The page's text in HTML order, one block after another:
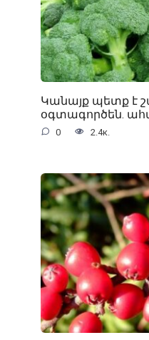
Կանայք պետք է
օգտագործեն.
0 2.4к.